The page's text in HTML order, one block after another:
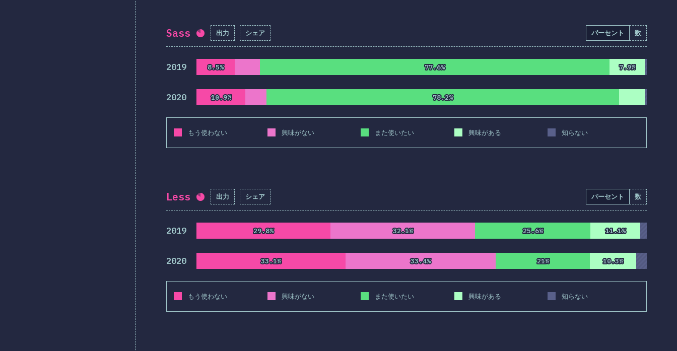
Sass 回答記入率： 82.1
出力 シェア パーセント 数
2019 8.5%
8.5% 77.6%
77.6% 7.9%
7.9%
2020 10.9%
10.9% 78.2%
78.2%
もう使わない 興味がない また使いたい 興味がある 知らない
Less 回答記入率： 82.3
出力 シェア パーセント 数
2019 29.8%
29.8% 32.1%
32.1% 25.6%
25.6% 11.1%
11.1%
2020 33.1%
33.1% 33.4%
33.4% 21%
21% 10.3%
10.3%
もう使わない 興味がない また使いたい 興味がある 知らない